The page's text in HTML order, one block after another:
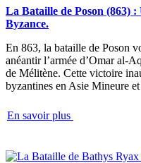
La Bataille de Poson (863)
Byzance.
En 863, la bataille de Poson
anéantir l’armée d’Omar al-
de Mélitène. Cette victoire
byzantines en Asie Mineure
En savoir plus